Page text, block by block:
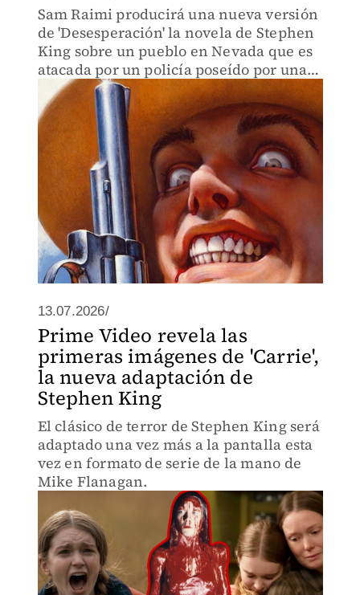
Sam Raimi producirá una nueva versión
de 'Desesperación' la novela de Stephen
King sobre un pueblo en Nevada que es
atacada por un policía poseído por una
entidad malévola.
13.07.2026/
Prime Video revela las
primeras imágenes de 'Carrie',
la nueva adaptación de
Stephen King
El clásico de terror de Stephen King será
adaptado una vez más a la pantalla esta
vez en formato de serie de la mano de
Mike Flanagan.